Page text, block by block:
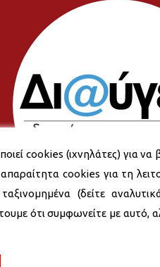
cookies (ιχνηλάτες) για να
cookies για τη
(δείτε
ότι συμφωνείτε με αυτό,